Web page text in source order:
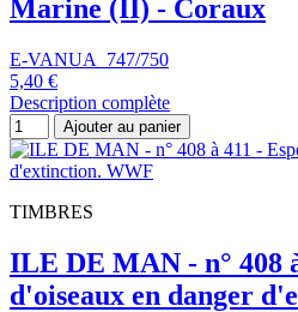
Marine (II) - Coraux
E-VANUA_747/750
5,40 €
Description complète
Ajouter au panier
TIMBRES
ILE DE MAN - n° 408
d'oiseaux en danger